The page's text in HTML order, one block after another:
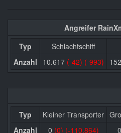
Angreifer
Typ
Schlachtschiff
Anzahl
10.617 (-42) (-993)
Typ Kleiner Transporter
Anzahl
0 (0) (-110.864) 0